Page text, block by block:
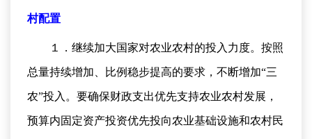
村配置
１．继续加大国家对农业农村的投入力度。按照
总量持续增加、比例稳步提高的要求，不断增加“三
农”投入。要确保财政支出优先支持农业农村发展，
预算内固定资产投资优先投向农业基础设施和农村民